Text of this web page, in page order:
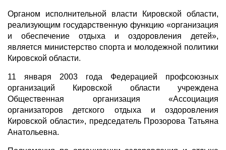
Органом исполнительной власти Кировской области,
реализующим государственную функцию «организация
и обеспечение отдыха и оздоровления детей»,
является министерство спорта и молодежной политики
Кировской области.
11 января 2003 года Федерацией профсоюзных
организаций Кировской области учреждена
Общественная организация «Ассоциация
организаторов детского отдыха и оздоровления
Кировской области», председатель Прозорова Татьяна
Анатольевна.